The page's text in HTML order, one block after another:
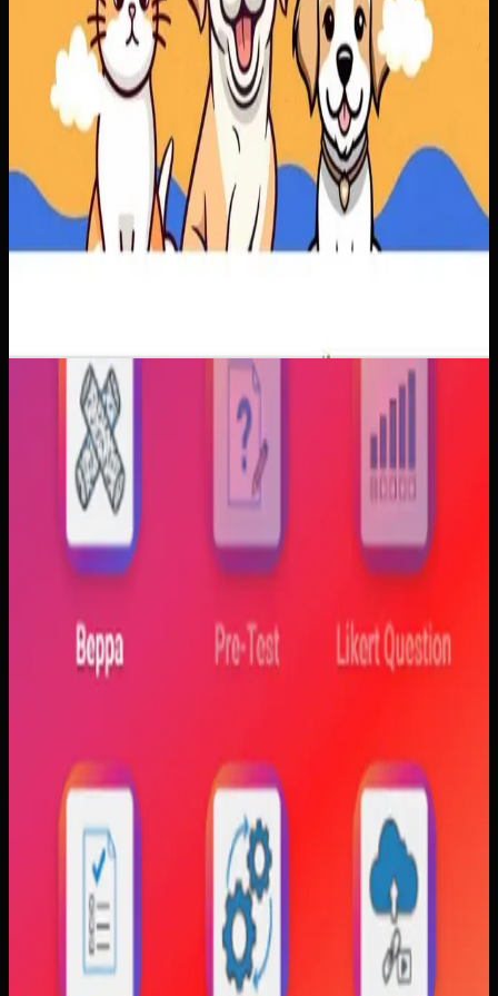
Aplikasi Mobile
Trajectfika
Trajectfika
Sebelumnya
Mahasiswa sering kesulitan menghubungkan persamaan
matematis dengan perilaku fisik yang sebenarnya,
konsisten. Materi yang hanya tampil statis juga membuat
konsep perubahan fase dan perilaku sistem sulit
dibayangkan.
visualisasi gerak, dan grafik yang berubah langsung saat
variabel diubah. Dengan begitu, mahasiswa bisa melihat
hubungan antara teori dan simulasi secara lebih konkret.
Baca studi kasus